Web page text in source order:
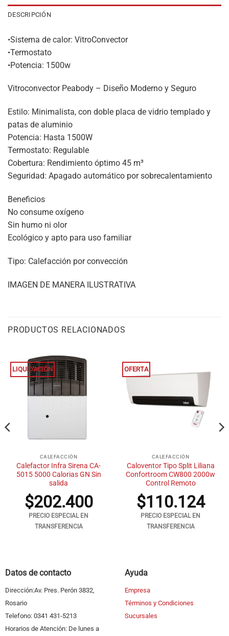
DESCRIPCIÓN
•Sistema de calor: VitroConvector
•Termostato
•Potencia: 1500w
Vitroconvector Peabody – Diseño Moderno y Seguro
Estilo: Minimalista, con doble placa de vidrio templado y
patas de aluminio
Potencia: Hasta 1500W
Termostato: Regulable
Cobertura: Rendimiento óptimo 45 m³
Seguridad: Apagado automático por sobrecalentamiento
Beneficios
No consume oxígeno
Sin humo ni olor
Ecológico y apto para uso familiar
Tipo: Calefacción por convección
IMAGEN DE MANERA ILUSTRATIVA
PRODUCTOS RELACIONADOS
LIQUIDACIÓN
CALEFACCIÓN
Calefactor Infra Sirena CA-
5015 5000 Calorias GN Sin
salida
$202.400
PRECIO ESPECIAL EN
TRANSFERENCIA
OFERTA
CALEFACCIÓN
Caloventor Tipo Split Liliana
Confortroom CW800 2000w
Control Remoto
$110.124
PRECIO ESPECIAL EN
TRANSFERENCIA
Datos de contacto
Dirección:Av. Pres. Perón 3832,
Rosario
Telefono: 0341 431-5213
Horarios de Atención: De lunes a
Ayuda
Empresa
Términos y Condiciones
Sucursales